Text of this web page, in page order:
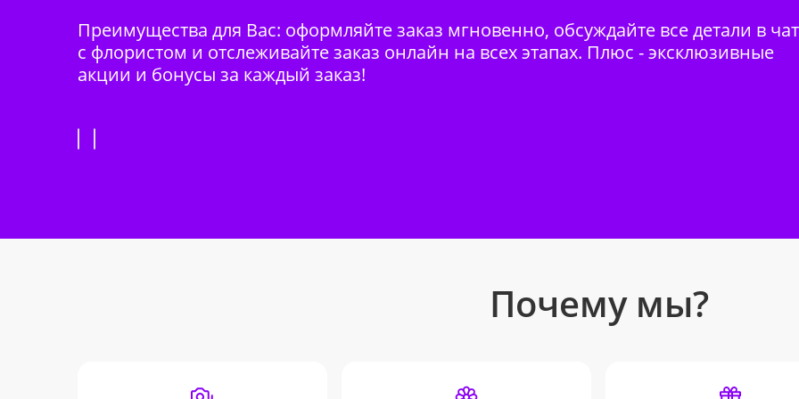
Преимущества для Вас: оформляйте заказ мгновенно, обсуждайте все детали в
с флористом и отслеживайте заказ онлайн на всех этапах. Плюс - эксклюзивные
акции и бонусы за каждый заказ!
Почему мы?